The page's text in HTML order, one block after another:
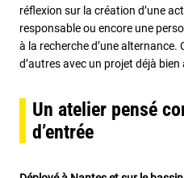
réflexion sur la création d’une
responsable ou encore une
à la recherche d’une
d’autres avec un projet déjà bien
Un atelier pensé
d’entrée